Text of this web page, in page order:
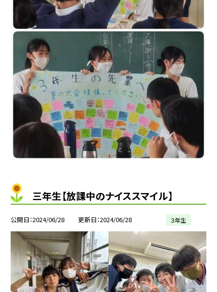
三年生【放課中のナイススマイル】
公開日 2024/06/28 更新日 2024/06/28 ３年生